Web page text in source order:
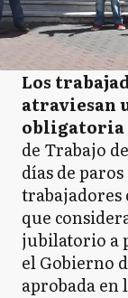
Los
atraviesan
obligatoria
de Trabajo
días de
trabajadores
que
jubilatorio a
el Gobierno
aprobada en